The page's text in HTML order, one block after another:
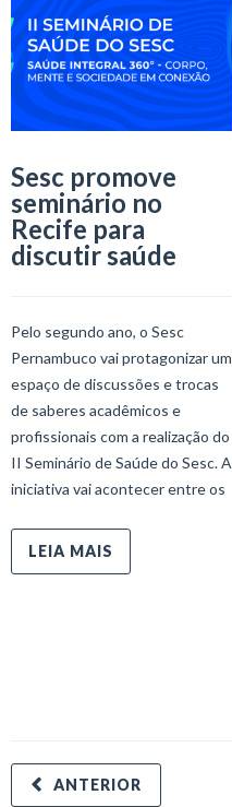
Sesc promove
seminário no
Recife para
discutir saúde
Pelo segundo ano, o Sesc
Pernambuco vai protagonizar um
espaço de discussões e trocas
de saberes acadêmicos e
profissionais com a realização do
II Seminário de Saúde do Sesc. A
iniciativa vai acontecer entre os
LEIA MAIS
ANTERIOR